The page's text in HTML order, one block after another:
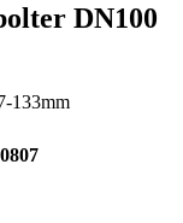
DN100
133mm